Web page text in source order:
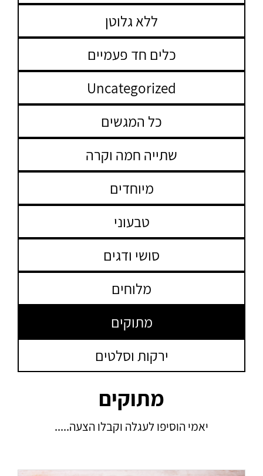
ללא גלוטן
כלים חד פעמיים
Uncategorized
כל המגשים
שתייה חמה וקרה
מיוחדים
טבעוני
סושי ודגים
מלוחים
מתוקים
ירקות וסלטים
מתוקים
יאמי הוסיפו לעגלה וקבלו הצעה.....